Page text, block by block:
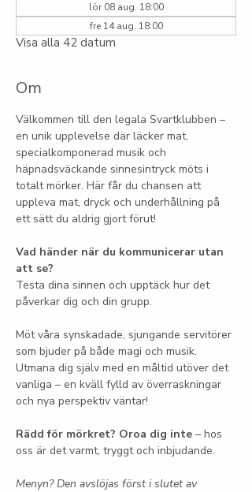
lör 08 aug. 18:00
fre 14 aug. 18:00
Visa alla 42 datum
Om
Välkommen till den legala Svartklubben –
en unik upplevelse där läcker mat,
specialkomponerad musik och
häpnadsväckande sinnesintryck möts i
totalt mörker. Här får du chansen att
uppleva mat, dryck och underhållning på
ett sätt du aldrig gjort förut!
Vad händer när du kommunicerar utan
att se?
Testa dina sinnen och upptäck hur det
påverkar dig och din grupp.
Möt våra synskadade, sjungande servitörer
som bjuder på både magi och musik.
Utmana dig själv med en måltid utöver det
vanliga – en kväll fylld av överraskningar
och nya perspektiv väntar!
Rädd för mörkret? Oroa dig inte – hos
oss är det varmt, tryggt och inbjudande.
Menyn? Den avslöjas först i slutet av